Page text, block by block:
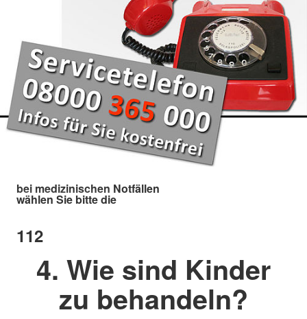
bei medizinischen Notfällen
wählen Sie bitte die
112
4. Wie sind Kinder
zu behandeln?